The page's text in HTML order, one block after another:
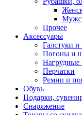
Прочее
Аксессуары
Галстуки и
Погоны и
Нагрудные
Перчатки
Ремни и
Обувь
Подарки,
Снаряжение